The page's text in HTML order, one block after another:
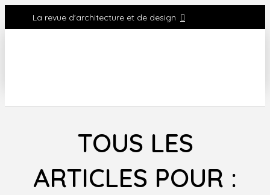
La revue d'architecture et de design
TOUS LES
ARTICLES POUR :